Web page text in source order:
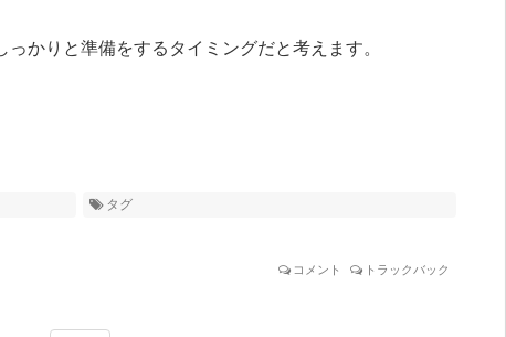
かりと準備をするタイミングだと考えます。
タグ
コメント トラックバック